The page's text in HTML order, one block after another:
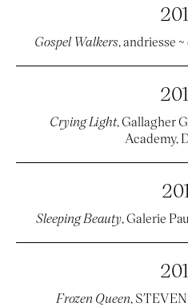
Gospel Walkers, andriesse
Crying Light, Gallagher
Academy,
Sleeping Beauty, Galerie
Frozen Queen,